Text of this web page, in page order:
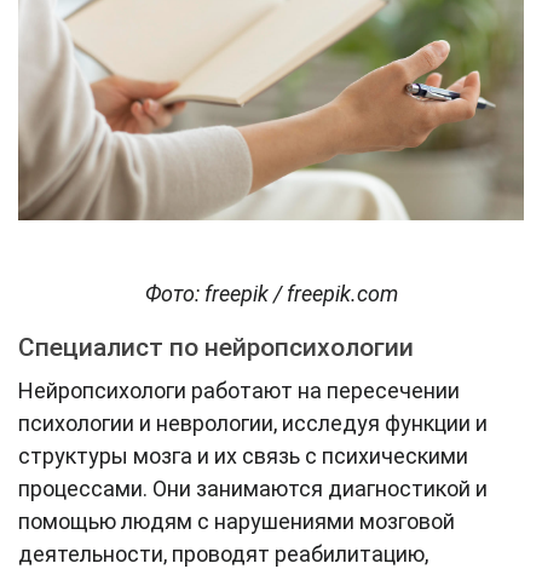
Фото: freepik / freepik.com
Специалист по нейропсихологии
Нейропсихологи работают на пересечении
психологии и неврологии, исследуя функции и
структуры мозга и их связь с психическими
процессами. Они занимаются диагностикой и
помощью людям с нарушениями мозговой
деятельности, проводят реабилитацию,